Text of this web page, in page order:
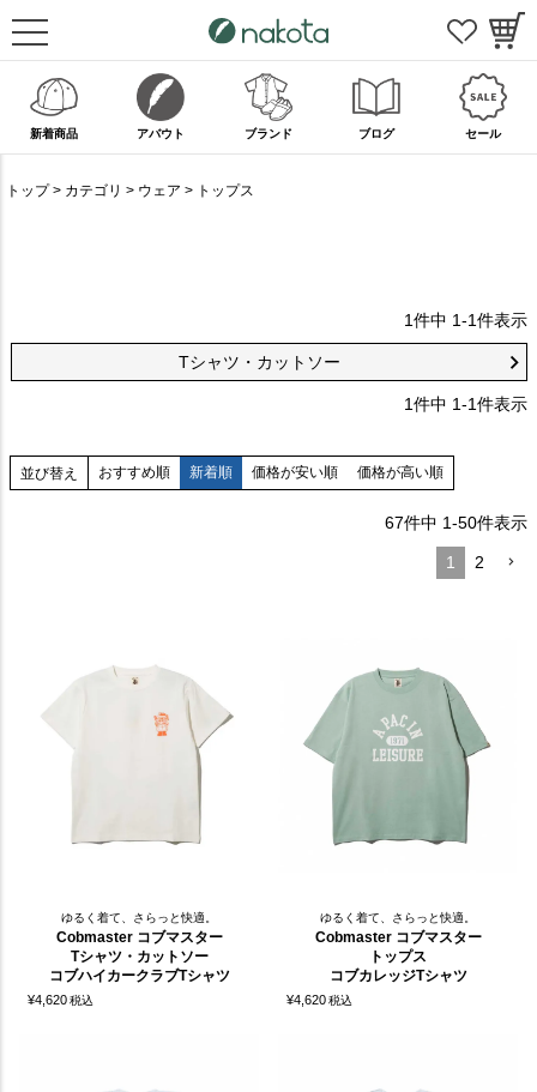
新着商品 アバウト ブランド ブログ セール
トップ カテゴリ ウェア トップス
1件中 1-1件表示
Tシャツ・カットソー
1件中 1-1件表示
並び替え おすすめ順 新着順 価格が安い順 価格が高い順
67件中 1-50件表示
1 2
ゆるく着て、さらっと快適。
Cobmaster コブマスター
Tシャツ・カットソー
コブハイカークラブTシャツ
¥4,620税込
ゆるく着て、さらっと快適。
Cobmaster コブマスター
トップス
コブカレッジTシャツ
¥4,620税込